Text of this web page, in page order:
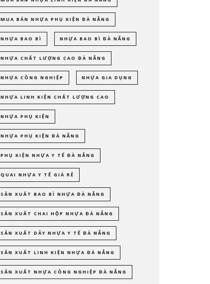
MUA BÁN NHỰA PHỤ KIỆN ĐÀ NẴNG
NHỰA BAO BÌ NHỰA BAO BÌ ĐÀ NẴNG
NHỰA CHẤT LƯỢNG CAO ĐÀ NẴNG
NHỰA CÔNG NGHIỆP NHỰA GIA DỤNG
NHỰA LINH KIỆN CHẤT LƯỢNG CAO
NHỰA PHỤ KIỆN
NHỰA PHỤ KIỆN ĐÀ NẴNG
PHỤ KIỆN NHỰA Y TẾ ĐÀ NẴNG
QUAI NHỰA Y TẾ GIÁ RẺ
SẢN XUẤT BAO BÌ NHỰA ĐÀ NẴNG
SẢN XUẤT CHAI HỘP NHỰA ĐÀ NẴNG
SẢN XUẤT DÂY NHỰA Y TẾ ĐÀ NẴNG
SẢN XUẤT LINH KIỆN NHỰA ĐÀ NẴNG
SẢN XUẤT NHỰA CÔNG NGHIỆP ĐÀ NẴNG